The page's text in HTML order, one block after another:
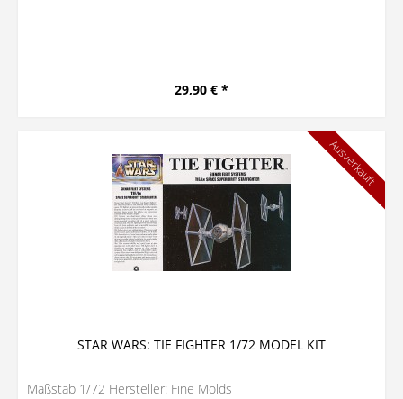
29,90 € *
STAR WARS: TIE FIGHTER 1/72 MODEL KIT
Maßstab 1/72 Hersteller: Fine Molds
Ausverkauft